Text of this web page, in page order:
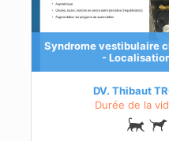
Syndrome vestibulaire
-
DV. Thibaut
Durée de la